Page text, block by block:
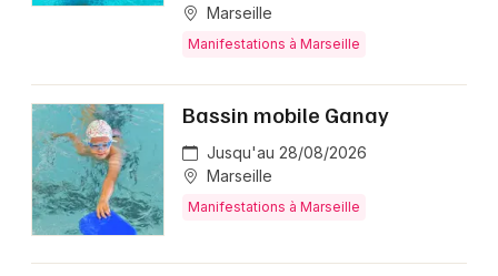
Marseille
Manifestations à Marseille
Bassin mobile Ganay
Jusqu'au 28/08/2026
Marseille
Manifestations à Marseille